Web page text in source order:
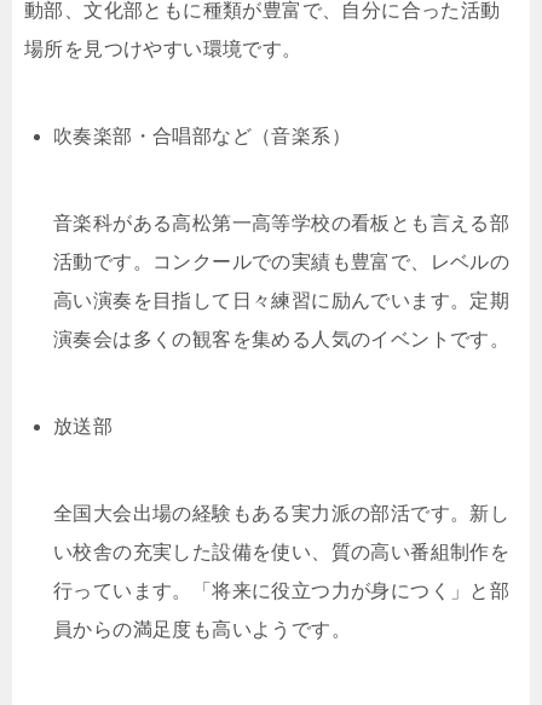
動部、文化部ともに種類が豊富で、自分に合った活動
場所を見つけやすい環境です。
吹奏楽部・合唱部など（音楽系）
音楽科がある高松第一高等学校の看板とも言える部
活動です。コンクールでの実績も豊富で、レベルの
高い演奏を目指して日々練習に励んでいます。定期
演奏会は多くの観客を集める人気のイベントです。
放送部
全国大会出場の経験もある実力派の部活です。新し
い校舎の充実した設備を使い、質の高い番組制作を
行っています。「将来に役立つ力が身につく」と部
員からの満足度も高いようです。